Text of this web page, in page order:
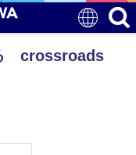
る crossroads